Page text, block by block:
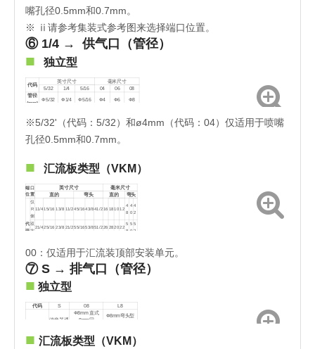
嘴孔径0.5mm和0.7mm。
※ ⅱ请参考集装式参考图来选择端口位置。
⑥ 1/4 → 供气口（管径）
■ 独立型
代码
英寸尺寸
毫米尺寸
5/32
1/4 5/16 04 06
08
管径
(mm)
Φ5/32 Φ1/4 Φ5/16 Φ4 Φ6 Φ8
※5/32'（代码：5/32）和ø4mm（代码：04）仅适用于喷嘴
孔径0.5mm和0.7mm。
■ 汇流板类型（VKM）
端口
位置
英寸尺寸
毫米尺寸
直的
弯头 直的 弯头
代
码
仅
R
侧
11/4 15/16 13/8 11/245/16 43/841/216 18 1012
4
8
4
0
4
2
双
方
21/4 25/16 23/8 21/255/16 53/851/226 28 2022
5
8
5
0
5
2
侧
8 0 2
管径
Φ1/
4
Φ5/16
Φ1/
2
Φ5/1
6
Φ3/
8
Φ1/
2
Φ
6
Φ
10
Φ
12
Φ
8
1
0
1
2
00：仅适用于汇流装顶部安装单元。
⑦ S → 排气口（管径）
■ 独立型
代码 S 08 L8
消音器通
Φ8mm 直式
8mm同
Φ8mm弯头型
■ 汇流板类型（VKM）